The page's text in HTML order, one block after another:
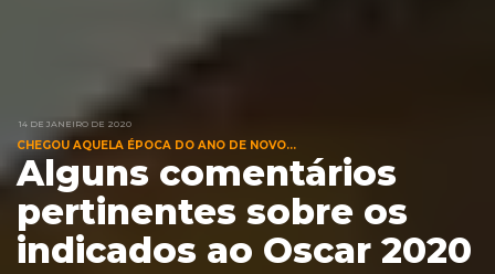
14 DE JANEIRO DE 2020
CHEGOU AQUELA ÉPOCA DO ANO DE NOVO...
Alguns comentários
pertinentes sobre os
indicados ao Oscar 2020